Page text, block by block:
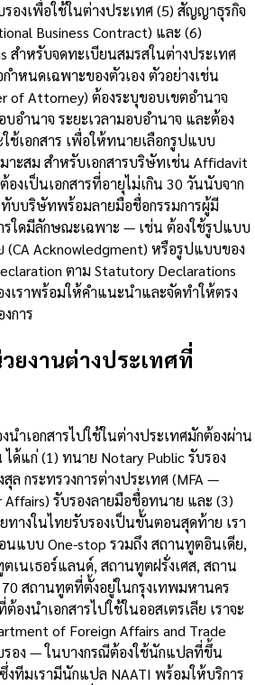
งเพื่อใช้ในต่างประเทศ (5) สัญญาธุรกิจ
Business Contract) และ (6)
สำหรับจดทะเบียนสมรสในต่างประเทศ
ำหนดเฉพาะของตัวเอง ตัวอย่างเช่น
of Attorney) ต้องระบุขอบเขตอำนาจ
อำนาจ ระยะเวลามอบอำนาจ และต้อง
ช้เอกสาร เพื่อให้ทนายเลือกรูปแบบ
าะสม สำหรับเอกสารบริษัทเช่น Affidavit
งเป็นเอกสารที่อายุไม่เกิน 30 วันนับจาก
บบริษัทพร้อมลายมือชื่อกรรมการผู้มี
รใดมีลักษณะเฉพาะ — เช่น ต้องใช้รูปแบบ
(CA Acknowledgment) หรือรูปแบบของ
ตาม Statutory Declarations
ราพร้อมให้คำแนะนำและจัดทำให้ตรง
การ
ยงานต่างประเทศที่
นำเอกสารไปใช้ในต่างประเทศมักต้องผ่าน
ด้แก่ (1) ทนาย Notary Public รับรอง
ล กระทรวงการต่างประเทศ (MFA —
Affairs) รับรองลายมือชื่อทนาย และ (3)
างในไทยรับรองเป็นขั้นตอนสุดท้าย เรา
แบบ One-stop รวมถึง สถานทูตอินเดีย,
เนเธอร์แลนด์, สถานทูตฝรั่งเศส, สถาน
สถานทูตที่ตั้งอยู่ในกรุงเทพมหานคร
องนำเอกสารไปใช้ในออสเตรเลีย เราจะ
of Foreign Affairs and Trade
รอง — ในบางกรณีต้องใช้นักแปลที่ขึ้น
งทีมเรามีนักแปล NAATI พร้อมให้บริการ